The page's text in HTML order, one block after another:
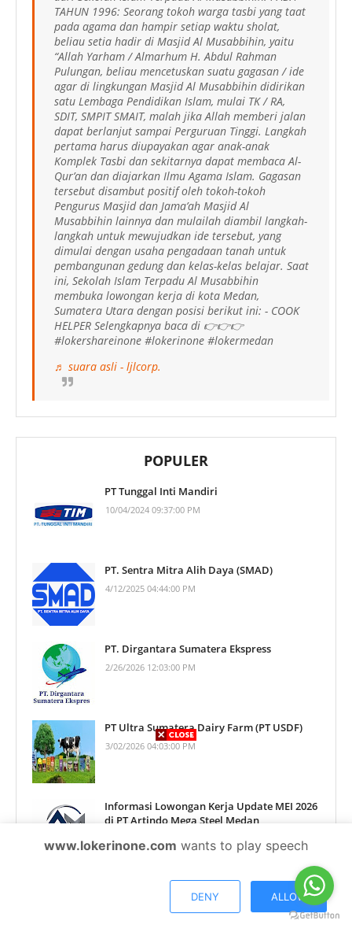
TAHUN 1996: Seorang tokoh warga tasbi yang taat
pada agama dan hampir setiap waktu sholat,
beliau setia hadir di Masjid Al Musabbihin, yaitu
“Allah Yarham / Almarhum H. Abdul Rahman
Pulungan, beliau mencetuskan suatu gagasan / ide
agar di lingkungan Masjid Al Musabbihin didirikan
satu Lembaga Pendidikan Islam, mulai TK / RA,
SDIT, SMPIT SMAIT, malah jika Allah memberi jalan
dapat berlanjut sampai Perguruan Tinggi. Langkah
pertama harus diupayakan agar anak-anak
Komplek Tasbi dan sekitarnya dapat membaca Al-
Qur’an dan diajarkan Ilmu Agama Islam. Gagasan
tersebut disambut positif oleh tokoh-tokoh
Pengurus Masjid dan Jama’ah Masjid Al
Musabbihin lainnya dan mulailah diambil langkah-
langkah untuk mewujudkan ide tersebut, yang
dimulai dengan usaha pengadaan tanah untuk
pembangunan gedung dan kelas-kelas belajar. Saat
ini, Sekolah Islam Terpadu Al Musabbihin
membuka lowongan kerja di kota Medan,
Sumatera Utara dengan posisi berikut ini: - COOK
HELPER Selengkapnya baca di 👉👉👉
#lokershareinone #lokerinone #lokermedan
♬ suara asli - ljlcorp.
POPULER
PT Tunggal Inti Mandiri
10/04/2024 09:37:00 PM
PT. Sentra Mitra Alih Daya (SMAD)
4/12/2025 04:44:00 PM
PT. Dirgantara Sumatera Ekspress
2/26/2026 12:03:00 PM
PT Ultra Sumatera Dairy Farm (PT USDF)
3/02/2026 04:03:00 PM
Informasi Lowongan Kerja Update MEI 2026
di PT Artindo Mega Steel Medan
5/19/2026 05:07:00 PM
Informasi Lowongan Kerja Update
AGUSTUS 2026 di PT Tani Perkasa Kimindo
www.lokerinone.com wants to play speech
DENY ALLOW